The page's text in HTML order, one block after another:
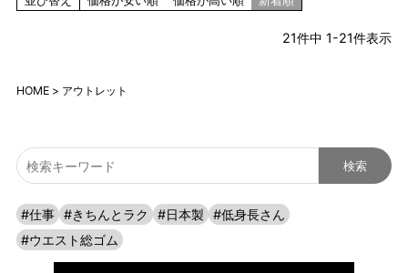
21件中 1-21件表示
HOME アウトレット
#仕事 #きちんとラク #日本製
#低身長さん
#ウエスト総ゴム